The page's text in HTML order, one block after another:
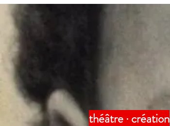
théâtre · création